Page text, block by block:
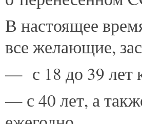
В настоящее
все желающие,
— с 18 до 39 лет
— с 40 лет, а